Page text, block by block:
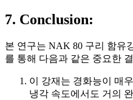
7. Conclusion:
본 연구는 NAK 80 구리 함유
를 통해 다음과 같은 중요한
이 강재는 경화능이 매
냉각 속도에서도 거의